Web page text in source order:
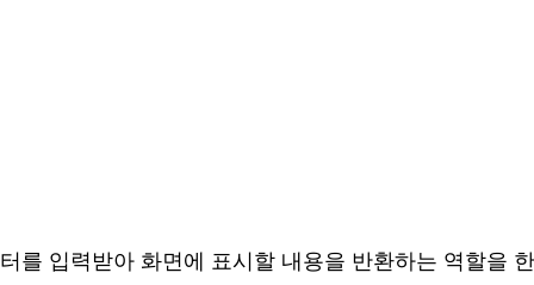
를 입력받아 화면에 표시할 내용을 반환하는 역할을